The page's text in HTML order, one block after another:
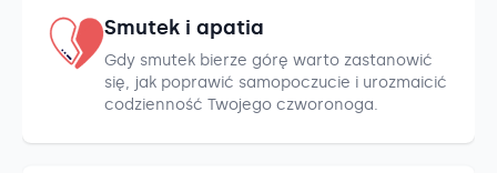
Smutek i apatia
Gdy smutek bierze górę warto zastanowić
się, jak poprawić samopoczucie i urozmaicić
codzienność Twojego czworonoga.